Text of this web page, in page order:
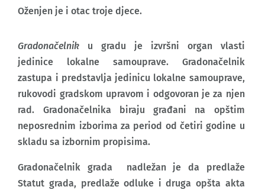
Oženjen je i otac troje djece.
Gradonačelnik u gradu je izvršni organ vlasti
jedinice lokalne samouprave. Gradonačelnik
zastupa i predstavlja jedinicu lokalne samouprave,
rukovodi gradskom upravom i odgovoran je za njen
rad. Gradonačelnika biraju građani na opštim
neposrednim izborima za period od četiri godine u
skladu sa izbornim propisima.
Gradonačelnik grada nadležan je da predlaže
Statut grada, predlaže odluke i druga opšta akta